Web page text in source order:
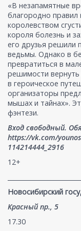
«В незапамятные
благородно
королевством
короля болезнь и
его друзья решили
ведьмы. Однако в
превратиться в
решимости вернуть
в героическое
организаторы
мышах и тайнах».
фэнтези.
Вход свободный.
https://vk.com/
114214444_2916
12+
Новосибирский
Красный пр., 5
17.30